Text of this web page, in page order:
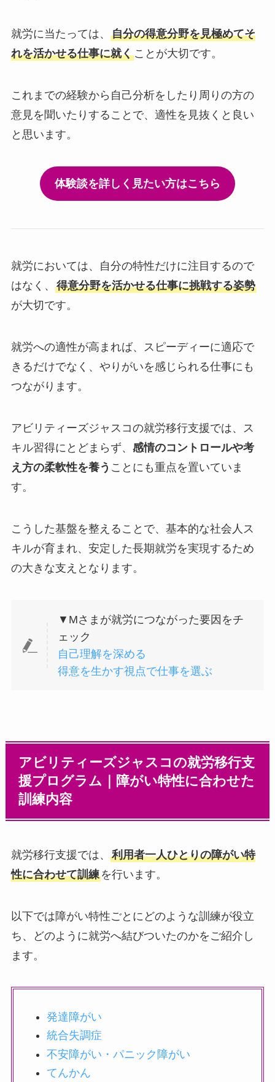
就労に当たっては、 自分の得意分野を見極めてそ
れを活かせる仕事に就くことが大切です。
これまでの経験から自己分析をしたり周りの方の
意見を聞いたりすることで、適性を見抜くと良い
と思います。
体験談を詳しく見たい方はこちら
就労においては、自分の特性だけに注目するので
はなく、 得意分野を活かせる仕事に挑戦する姿勢
が大切です。
就労への適性が高まれば、スピーディーに適応で
きるだけでなく、やりがいを感じられる仕事にも
つながります。
アビリティーズジャスコの就労移行支援では、ス
キル習得にとどまらず、 感情のコントロールや考
え方の柔軟性を養う ことにも重点を置いていま
す。
こうした基盤を整えることで、基本的な社会人ス
キルが育まれ、安定した長期就労を実現するため
の大きな支えとなります。
▼Mさまが就労につながった要因をチ
ェック
自己理解を深める
得意を生かす視点で仕事を選ぶ
アビリティーズジャスコの就労移行支
援プログラム｜障がい特性に合わせた
訓練内容
就労移行支援では、 利用者一人ひとりの障がい特
性に合わせて訓練を行います。
以下では障がい特性ごとにどのような訓練が役立
ち、どのように就労へ結びついたのかをご紹介し
ます。
発達障がい
統合失調症
不安障がい・パニック障がい
てんかん